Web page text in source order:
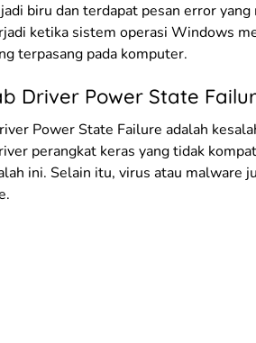
biru dan terdapat pesan error
ketika sistem operasi Windows
terpasang pada komputer.
Driver Power State
Power State Failure adalah
perangkat keras yang tidak
ini. Selain itu, virus atau malware